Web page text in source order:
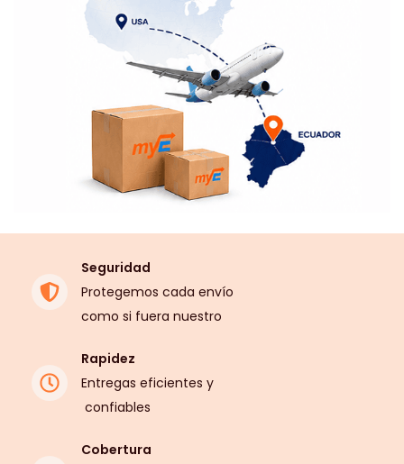
Seguridad
Protegemos cada envío
como si fuera nuestro
Rapidez
​Entregas eficientes y
confiables
Cobertura